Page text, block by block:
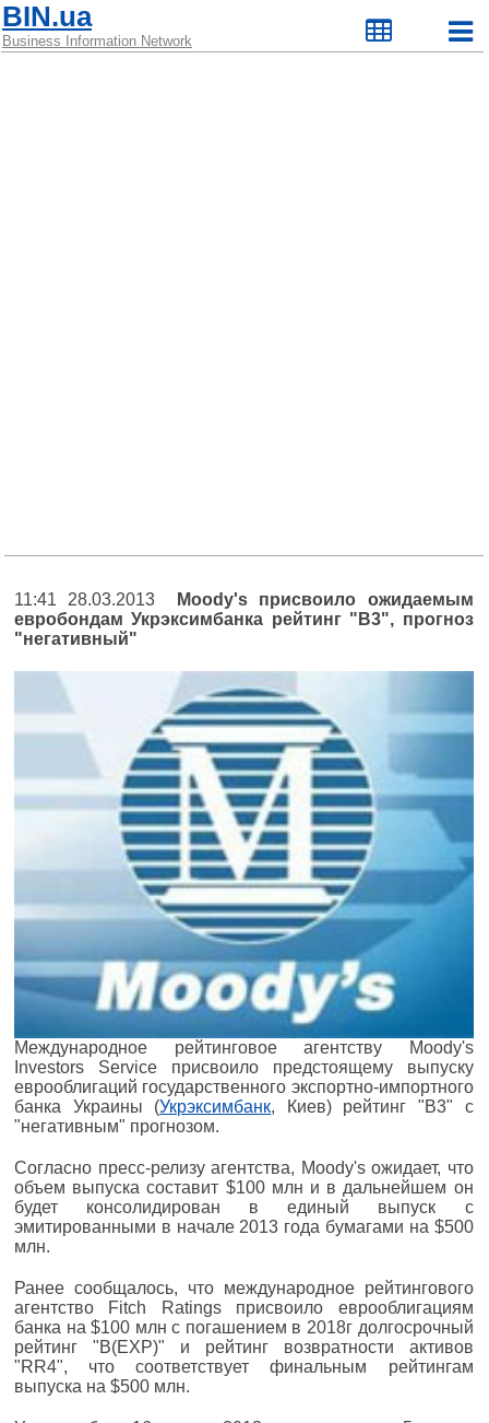
BIN.ua
Business Information Network
11:41 28.03.2013
Moody's присвоило ожидаемым
евробондам Укрэксимбанка рейтинг "B3", прогноз
"негативный"
Международное рейтинговое агентству Moody's
Investors Service присвоило предстоящему выпуску
еврооблигаций государственного экспортно-импортного
банка Украины (Укрэксимбанк, Киев) рейтинг "B3" с
"негативным" прогнозом.
Согласно пресс-релизу агентства, Moody's ожидает, что
объем выпуска составит $100 млн и в дальнейшем он
будет консолидирован в единый выпуск с
эмитированными в начале 2013 года бумагами на $500
млн.
Ранее сообщалось, что международное рейтингового
агентство Fitch Ratings присвоило еврооблигациям
банка на $100 млн с погашением в 2018г долгосрочный
рейтинг "B(EXP)" и рейтинг возвратности активов
"RR4", что соответствует финальным рейтингам
выпуска на $500 млн.